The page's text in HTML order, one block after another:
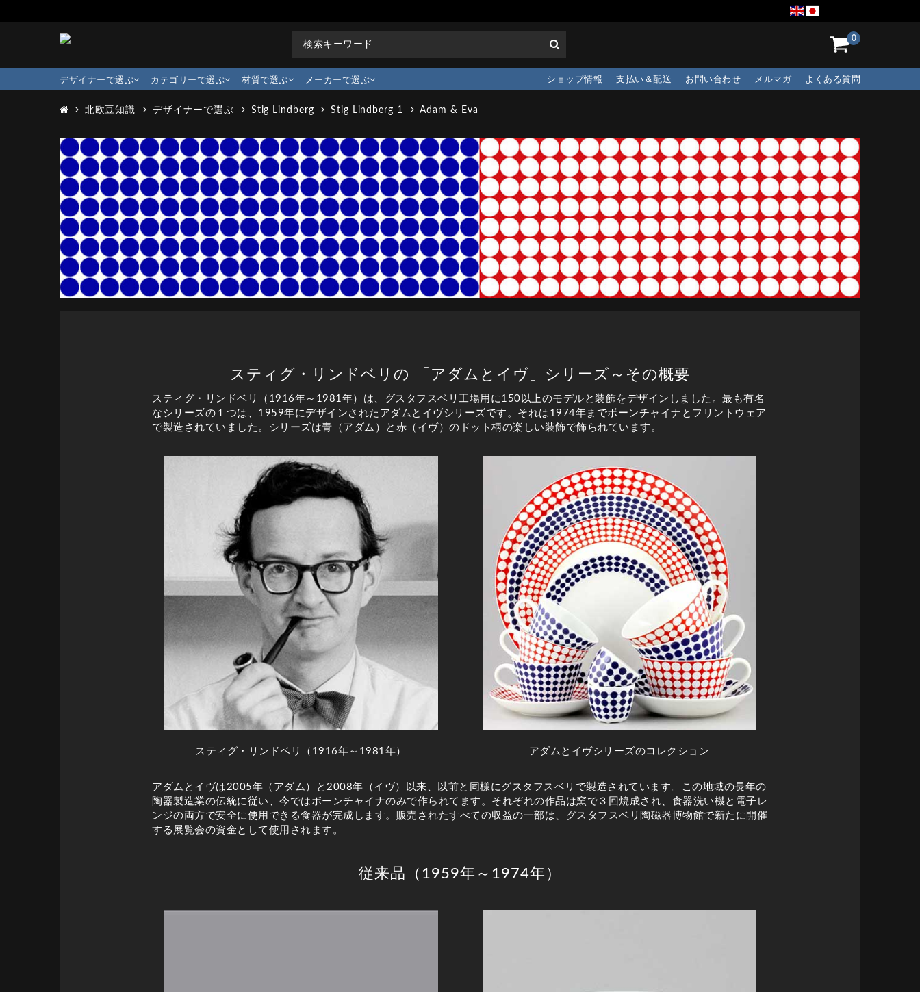
0
デザイナーで選ぶ カテゴリーで選ぶ 材質で選ぶ メーカーで選ぶ よくある質問
メルマガ
お問い合わせ
支払い＆配送
ショップ情報
北欧豆知識 デザイナーで選ぶ Stig Lindberg Stig Lindberg 1 Adam & Eva
スティグ・リンドベリの 「アダムとイヴ」シリーズ～その概要
スティグ・リンドベリ（1916年～1981年）は、グスタフスベリ工場用に150以上のモデルと装飾をデザインしました。最も有名
なシリーズの１つは、1959年にデザインされたアダムとイヴシリーズです。それは1974年までボーンチャイナとフリントウェア
で製造されていました。シリーズは青（アダム）と赤（イヴ）のドット柄の楽しい装飾で飾られています。
スティグ・リンドベリ（1916年～1981年） アダムとイヴシリーズのコレクション
アダムとイヴは2005年（アダム）と2008年（イヴ）以来、以前と同様にグスタフスベリで製造されています。この地域の長年の
陶器製造業の伝統に従い、今ではボーンチャイナのみで作られてます。それぞれの作品は窯で３回焼成され、食器洗い機と電子レ
ンジの両方で安全に使用できる食器が完成します。販売されたすべての収益の一部は、グスタフスベリ陶磁器博物館で新たに開催
する展覧会の資金として使用されます。
従来品（1959年～1974年）